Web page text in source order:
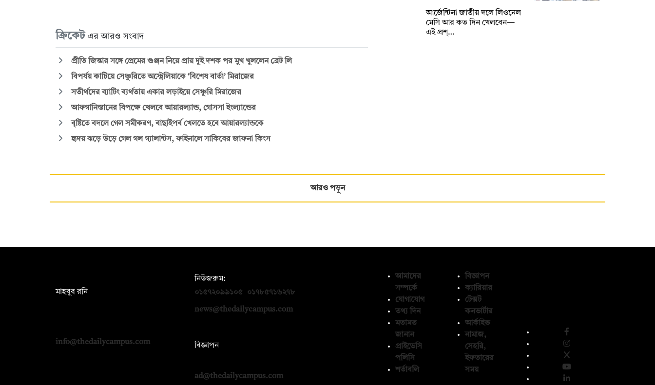
ক্রিকেট এর আরও সংবাদ
প্রীতি জিন্তার সঙ্গে প্রেমের গুঞ্জন নিয়ে প্রায় দুই দশক পর মুখ খুললেন ব্রেট লি
বিপর্যয় কাটিয়ে সেঞ্চুরিতে অস্ট্রেলিয়াকে ‘বিশেষ বার্তা’ মিরাজের
সতীর্থদের ব্যাটিং ব্যর্থতায় একার লড়াইয়ে সেঞ্চুরি মিরাজের
আফগানিস্তানের বিপক্ষে খেলবে আয়ারল্যান্ড, গোসসা ইংল্যান্ডের
বৃষ্টিতে বদলে গেল সমীকরণ, বাছাইপর্ব খেলতে হবে আয়ারল্যান্ডকে
হৃদয় ঝড়ে উড়ে গেল গল গ্যালান্টস, ফাইনালে সাকিবের জাফনা কিংস
আর্জেন্টিনা জাতীয় দলে লিওনেল
মেসি আর কত দিন খেলবেন—
এই প্রশ্…
আরও পড়ুন
মাহবুব রনি
info@thedailycampus.com
নিউজরুম:
০১৫৭২০৯৯১০৫
০১৭৮৫৭১৬২৭৮
news@thedailycampus.com
বিজ্ঞাপন
ad@thedailycampus.com
আমাদের
সম্পর্কে
যোগাযোগ
তথ্য দিন
মতামত
জানান
প্রাইভেসি
পলিসি
শর্তাবলি
বিজ্ঞাপন
ক্যারিয়ার
টেক্সট
কনভার্টার
আর্কাইভ
নামাজ,
সেহরি,
ইফতারের
সময়